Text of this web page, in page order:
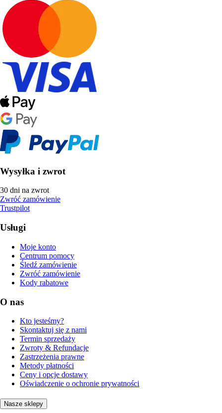
Wysyłka i zwrot
30 dni na zwrot
Zwróć zamówienie
Trustpilot
Usługi
Moje konto
Centrum pomocy
Śledź zamówienie
Zwróć zamówienie
Kody rabatowe
O nas
Kto jesteśmy?
Skontaktuj się z nami
Termin sprzedaży
Zwroty & Refundacje
Zastrzeżenia prawne
Metody płatności
Ceny i opcje dostawy
Oświadczenie o ochronie prywatności
Nasze sklepy